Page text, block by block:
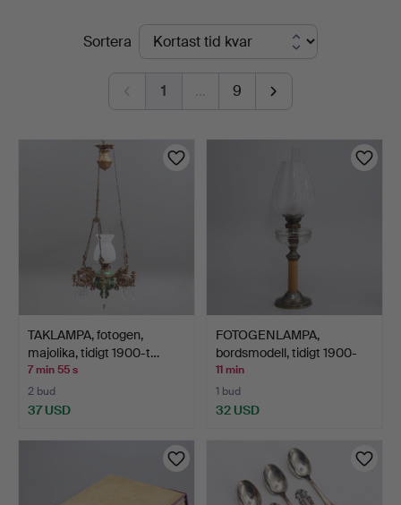
Johansson
PågåendeSortera
1 … 9
TAKLAMPA, fotogen,
majolika, tidigt 1900-t…
7 min 55 s
2 bud
37 USD
FOTOGENLAMPA,
bordsmodell, tidigt 1900-
tal.
11 min
1 bud
32 USD